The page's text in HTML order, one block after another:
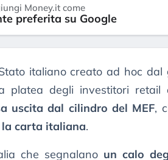
Money.it come
preferita su Google
italiano creato ad hoc dal
platea degli investitori retail
uscita dal cilindro del MEF,
carta italiana.
che segnalano un calo
30 luglio 2026